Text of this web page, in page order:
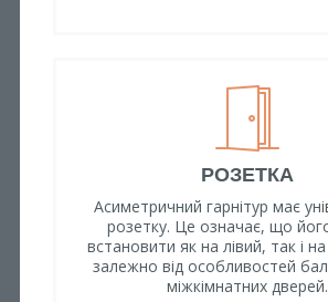
РОЗЕТКА
Асиметричний гарнітур має
розетку. Це означає, що
встановити як на лівий, так і
залежно від особливостей
міжкімнатних дверей.